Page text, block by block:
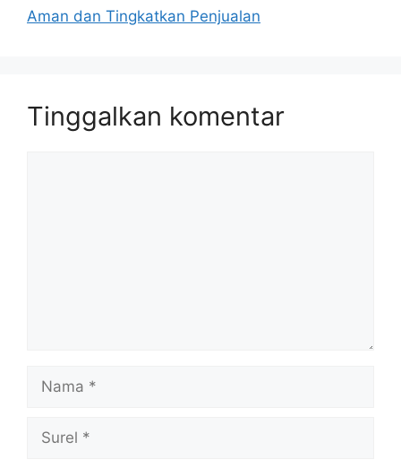
Aman dan Tingkatkan Penjualan
Tinggalkan komentar
Nama
Surel